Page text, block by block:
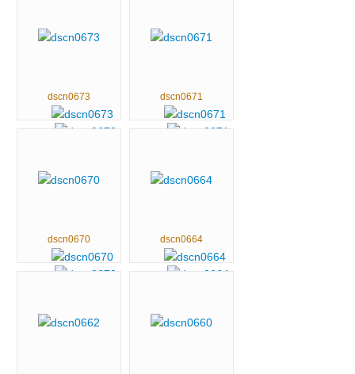
dscn0673 dscn0671
dscn0670 dscn0664